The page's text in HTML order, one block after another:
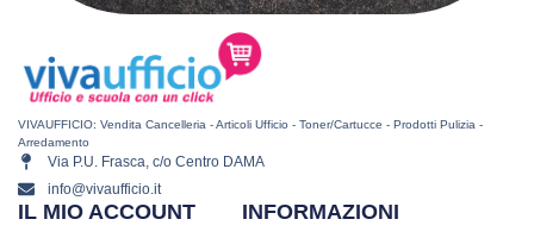
VIVAUFFICIO: Vendita Cancelleria - Articoli Ufficio - Toner/Cartucce - Prodotti Pulizia -
Arredamento
Via P.U. Frasca, c/o Centro DAMA
info@vivaufficio.it
INFORMAZIONI
IL MIO ACCOUNT